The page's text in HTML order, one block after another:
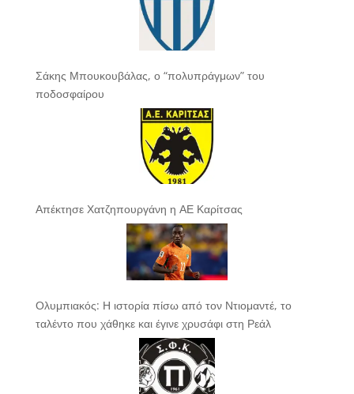
Σάκης Μπουκουβάλας, ο “πολυπράγμων” του
ποδοσφαίρου
Απέκτησε Χατζηπουργάνη η ΑΕ Καρίτσας
Ολυμπιακός: Η ιστορία πίσω από τον Ντιομαντέ, το
ταλέντο που χάθηκε και έγινε χρυσάφι στη Ρεάλ